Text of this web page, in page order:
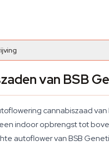
van BSB
cannabiszaad
indoor opbrengst tot
autoflower van BSB